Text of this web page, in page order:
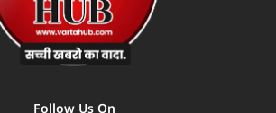
Follow Us On